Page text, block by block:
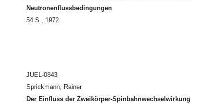
Neutronenflussbedingungen
54 S., 1972
JUEL-0843
Sprickmann, Rainer
Der Einfluss der Zweikörper-Spinbahnwechselwirkung